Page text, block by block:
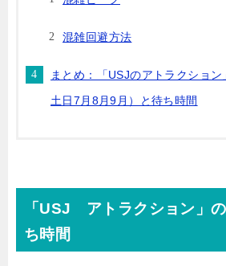
混雑回避方法
まとめ：「USJのアトラクショ
土日7月8月9月）と待ち時間
「USJ アトラクション」
ち時間